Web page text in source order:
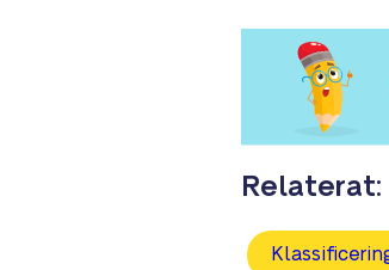
Relaterat: